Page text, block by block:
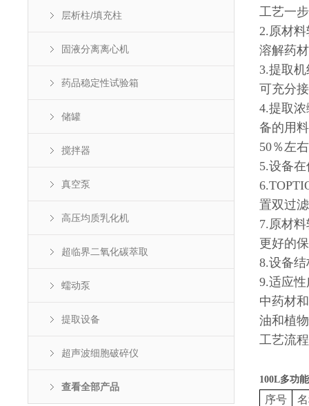
层析柱/填充柱
固液分离离心机
药品稳定性试验箱
储罐
搅拌器
真空泵
高压均质乳化机
超临界二氧化碳萃取
蠕动泵
提取设备
超声波细胞破碎仪
查看全部产品
工艺一
2.原材
溶解药
3.提取
可充分
4.提取
备的用
50％左
5.设备
置双过
7.原材
更好的
8.设备
9.适应
中药材
油和植
工艺流
100L多功
序号